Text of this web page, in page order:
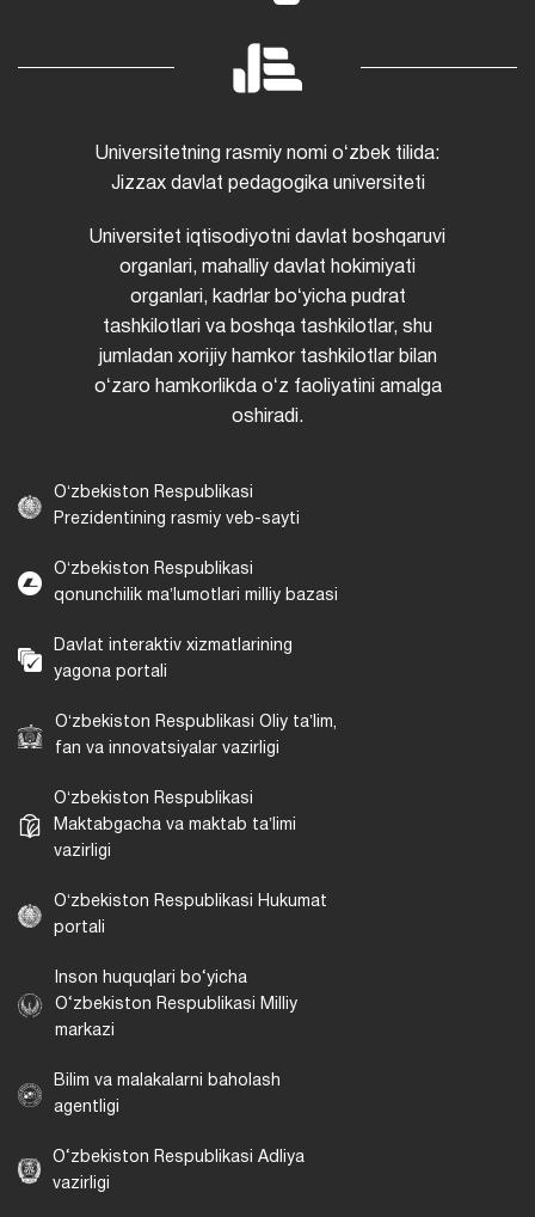
Universitetning rasmiy nomi oʻzbek tilida:
Jizzax davlat pedagogika universiteti
Universitet iqtisodiyotni davlat boshqaruvi
organlari, mahalliy davlat hokimiyati
organlari, kadrlar boʻyicha pudrat
tashkilotlari va boshqa tashkilotlar, shu
jumladan xorijiy hamkor tashkilotlar bilan
oʻzaro hamkorlikda oʻz faoliyatini amalga
oshiradi.
Oʻzbekiston Respublikasi
Prezidentining rasmiy veb-sayti
Oʻzbekiston Respublikasi
qonunchilik maʼlumotlari milliy bazasi
Davlat interaktiv xizmatlarining
yagona portali
Oʻzbekiston Respublikasi Oliy taʼlim,
fan va innovatsiyalar vazirligi
Oʻzbekiston Respublikasi
Maktabgacha va maktab taʼlimi
vazirligi
Oʻzbekiston Respublikasi Hukumat
portali
Inson huquqlari bo‘yicha
O‘zbekiston Respublikasi Milliy
markazi
Bilim va malakalarni baholash
agentligi
O‘zbekiston Respublikasi Adliya
vazirligi